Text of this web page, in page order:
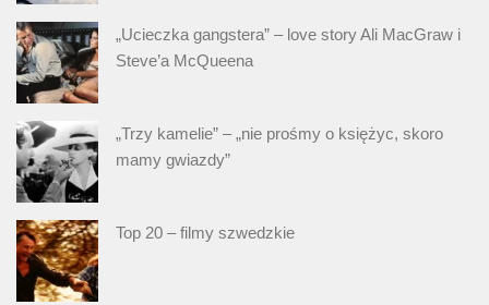
„Ucieczka gangstera” – love story Ali MacGraw i
Steve’a McQueena
„Trzy kamelie” – „nie prośmy o księżyc, skoro
mamy gwiazdy”
Top 20 – filmy szwedzkie